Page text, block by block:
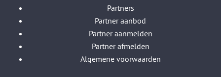
Partners
Partner aanbod
Partner aanmelden
Partner afmelden
Algemene voorwaarden